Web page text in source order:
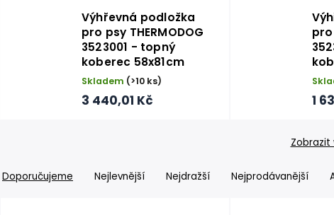
Výhřevná podložka
pro psy THERMODOG
3523001 - topný
koberec 58x81cm
Skladem (>10 ks)
3 440,01 Kč
pro
1
Zobrazit
Doporučujeme Nejlevnější Nejdražší Nejprodávanější